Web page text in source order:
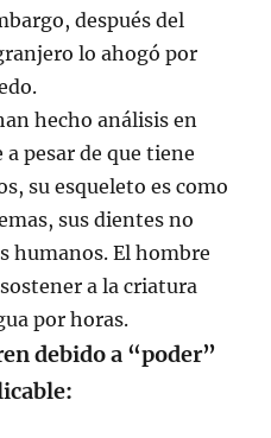
después del
lo ahogó por
hecho análisis en
pesar de que tiene
su esqueleto es como
sus dientes no
humanos. El hombre
a la criatura
por horas.
debido a “poder”